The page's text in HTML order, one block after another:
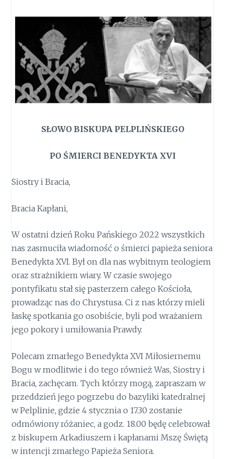
SŁOWO BISKUPA PELPLIŃSKIEGO
PO ŚMIERCI BENEDYKTA XVI
Siostry i Bracia,
Bracia Kapłani,
W ostatni dzień Roku Pańskiego 2022 wszystkich
nas zasmuciła wiadomość o śmierci papieża seniora
Benedykta XVI. Był on dla nas wybitnym teologiem
oraz strażnikiem wiary. W czasie swojego
pontyfikatu stał się pasterzem całego Kościoła,
prowadząc nas do Chrystusa. Ci z nas którzy mieli
łaskę spotkania go osobiście, byli pod wrażaniem
jego pokory i umiłowania Prawdy.
Polecam zmarłego Benedykta XVI Miłosiernemu
Bogu w modlitwie i do tego również Was, Siostry i
Bracia, zachęcam. Tych którzy mogą, zapraszam w
przeddzień jego pogrzebu do bazyliki katedralnej
w Pelplinie, gdzie 4 stycznia o 17.30 zostanie
odmówiony różaniec, a godz. 18.00 będę celebrował
z biskupem Arkadiuszem i kapłanami Mszę Świętą
w intencji zmarłego Papieża Seniora.